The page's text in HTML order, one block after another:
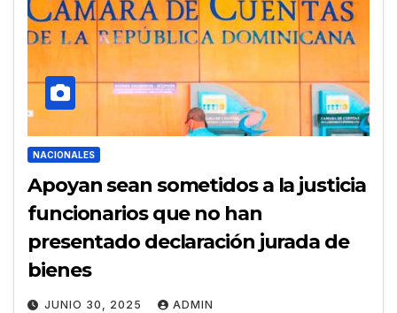
NACIONALES
Apoyan sean sometidos a la justicia
funcionarios que no han
presentado declaración jurada de
bienes
JUNIO 30, 2025 ADMIN